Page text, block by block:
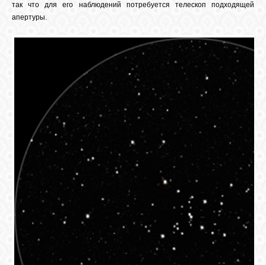
так что для его наблюдений потребуется телескоп подходящей
апертуры.